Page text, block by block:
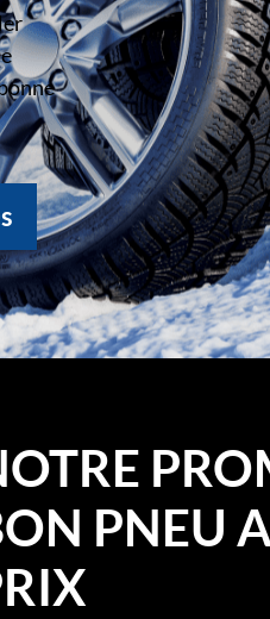
PNEU